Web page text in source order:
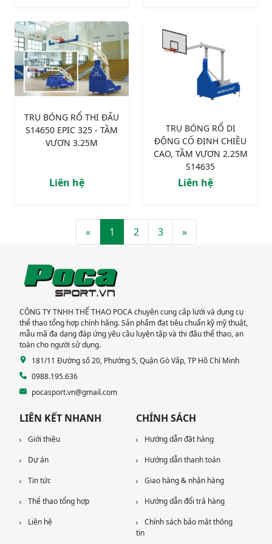
TRỤ BÓNG RỔ THI ĐẤU
S14650 EPIC 325 - TẦM
VƯƠN 3.25M
Liên hệ
TRỤ BÓNG RỔ DI
ĐỘNG CỐ ĐỊNH CHIỀU
CAO, TẦM VƯƠN 2.25M
S14635
Liên hệ
« 1 2 3 »
CÔNG TY TNHH THỂ THAO POCA chuyên cung cấp lưới và dụng cụ
thể thao tổng hợp chính hãng. Sản phẩm đạt tiêu chuẩn kỹ mỹ thuật,
mẫu mã đa dạng đáp ứng yêu cầu luyện tập và thi đấu thể thao, an
toàn cho người sử dụng.
181/11 Đường số 20, Phường 5, Quận Gò Vấp, TP Hồ Chí Minh
0988.195.636
pocasport.vn@gmail.com
LIÊN KẾT NHANH
Giới thiệu
Dự án
Tin tức
Thể thao tổng hợp
Liên hệ
CHÍNH SÁCH
Hướng dẫn đặt hàng
Hướng dẫn thanh toán
Giao hàng & nhận hàng
Hướng dẫn đổi trả hàng
Chính sách bảo mật thông
tin